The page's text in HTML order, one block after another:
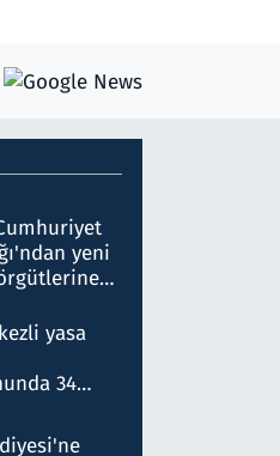
yeni
kararı
yasa
34
para